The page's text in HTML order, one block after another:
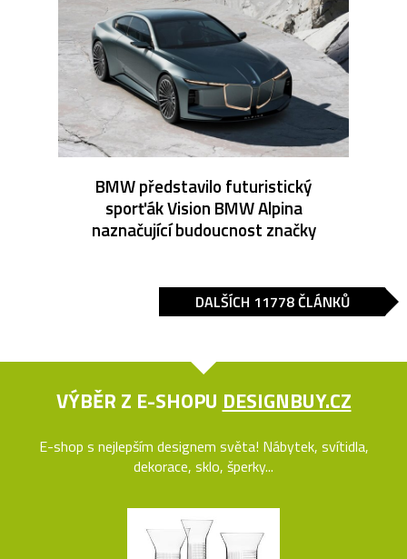
BMW představilo futuristický
sporťák Vision BMW Alpina
naznačující budoucnost značky
DALŠÍCH 11778 ČLÁNKŮ
VÝBĚR Z E-SHOPU DESIGNBUY.CZ
E-shop s nejlepším designem světa! Nábytek, svítidla,
dekorace, sklo, šperky...